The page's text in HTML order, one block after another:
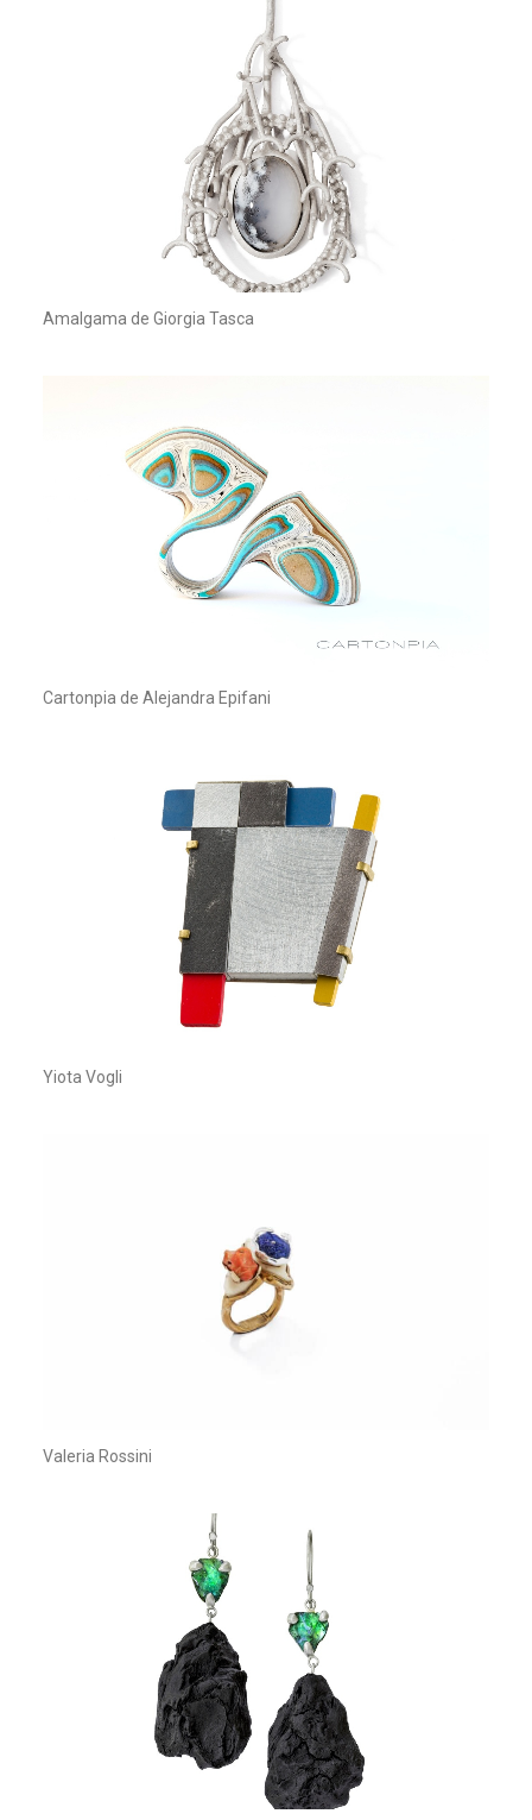
Amalgama de Giorgia Tasca
Cartonpia de Alejandra Epifani
Yiota Vogli
Valeria Rossini